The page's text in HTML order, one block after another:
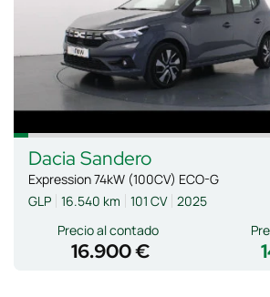
Dacia Sandero
Expression 74kW (100CV) ECO-G
GLP 16.540 km 101 CV 2025
Precio al contado
16.900 €